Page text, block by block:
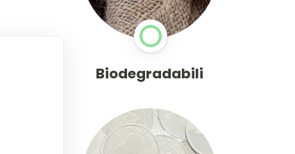
Biodegradabili